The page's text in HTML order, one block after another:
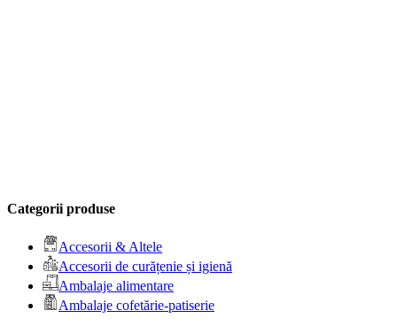
Categorii produse
Accesorii & Altele
Accesorii de curățenie și igienă
Ambalaje alimentare
Ambalaje cofetărie-patiserie